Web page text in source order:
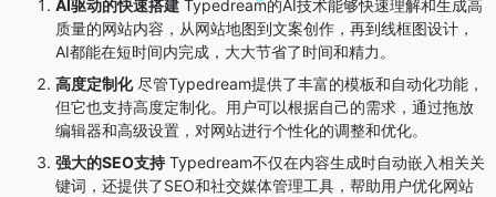
AI驱动的快速搭建 Typedream的AI技术能够快速理解和生成高
质量的网站内容，从网站地图到文案创作，再到线框图设计，
AI都能在短时间内完成，大大节省了时间和精力。
高度定制化尽管Typedream提供了丰富的模板和自动化功能，
但它也支持高度定制化。用户可以根据自己的需求，通过拖放
编辑器和高级设置，对网站进行个性化的调整和优化。
强大的SEO支持 Typedream不仅在内容生成时自动嵌入相关关
键词，还提供了SEO和社交媒体管理工具，帮助用户优化网站